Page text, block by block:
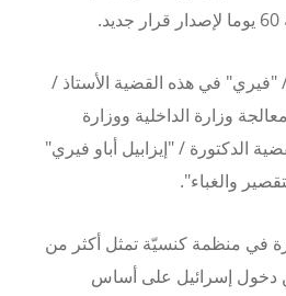
"فيري" في هذه القضية الأستاذ /
وزارة الداخلية ووزارة
الدكتورة / "إيزابيل أباو فيري"
والغباء".
في منظمة كنسيّة تمثل أكثر من
إسرائيل على أساس